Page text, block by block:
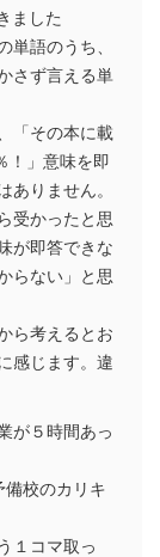
ました
単語のうち、
さず言える単
「その本に載
」意味を即
ありません。
受かったと思
が即答できな
らない」と思
ら考えるとお
感じます。違
が５時間あっ
校のカリキ
１コマ取っ